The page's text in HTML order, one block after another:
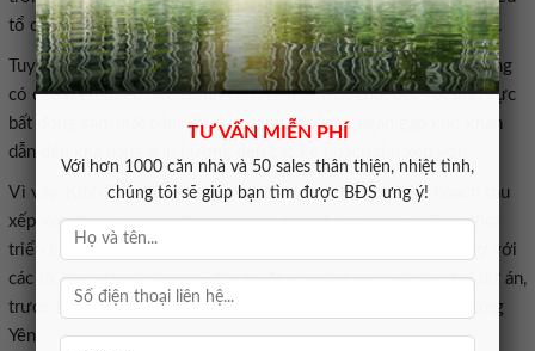
TƯ VẤN MIỄN PHÍ
Với hơn 1000 căn nhà và 50 sales thân thiện, nhiệt tình,
chúng tôi sẽ giúp bạn tìm được BĐS ưng ý!
tổ chức tài chính sẵn sàng tham gia tài trợ mới hoặc tái cấu trúc.
Tuy nhiên, kể từ đầu năm 2026,thanh khoản hệ thống ngân hàng
có dấu hiệu thiếu hụt, chính sách tiền tệ thắt chặt đối với lĩnh vực
bất động sản, mặt bằng lãi suất tăng cao, giải ngân gặp khó khăn
dẫn đến khả năng ảnh hưởng đến các kế hoạch thu xếp vốn
Vì vậy, Kinh Bắcđã và đang chủ động xây dựng các kế hoạch thu
xếp vốn thông qua phát hành,chào bán chứng khoán, đồng thời
triển khai các phương án thu xếp vốn mới
tái cấu trúc nợ với
các
ổ chức tài chính, quỹ đầu tưđể có nguồn vốn triển khai dự án,
trước hết là tại hai dự án Tràng Cát và
Trump International Hưng
Yên.